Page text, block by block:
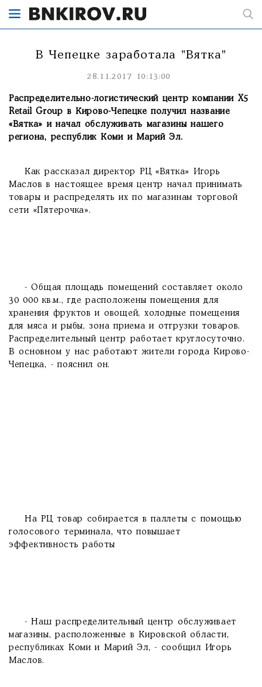
В Чепецке заработала "Вятка"
28.11.2017 10:13:00
Распределительно-логистический центр компании X5
Retail Group в Кирово-Чепецке получил название
«Вятка» и начал обслуживать магазины нашего
региона, республик Коми и Марий Эл.
Как рассказал директор РЦ «Вятка» Игорь
Маслов в настоящее время центр начал принимать
товары и распределять их по магазинам торговой
сети «Пятерочка».
- Общая площадь помещений составляет около
30 000 кв.м., где расположены помещения для
хранения фруктов и овощей, холодные помещения
для мяса и рыбы, зона приема и отгрузки товаров.
Распределительный центр работает круглосуточно.
В основном у нас работают жители города Кирово-
Чепецка, - пояснил он.
На РЦ товар собирается в паллеты с помощью
голосового терминала, что повышает
эффективность работы
- Наш распределительный центр обслуживает
магазины, расположенные в Кировской области,
республиках Коми и Марий Эл, - сообщил Игорь
Маслов.